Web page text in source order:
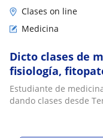
Clases on line
Medicina
Dicto clases de
fisiología,
Estudiante de
dando clases desde